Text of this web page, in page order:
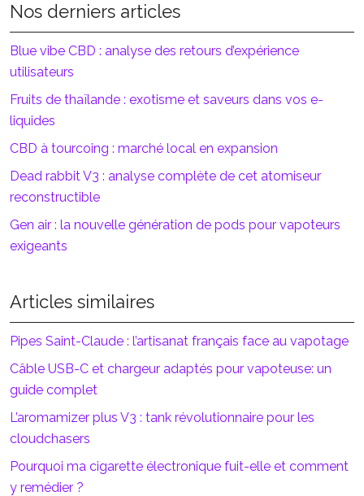
Nos derniers articles
Blue vibe CBD : analyse des retours d’expérience
utilisateurs
Fruits de thaïlande : exotisme et saveurs dans vos e-
liquides
CBD à tourcoing : marché local en expansion
Dead rabbit V3 : analyse complète de cet atomiseur
reconstructible
Gen air : la nouvelle génération de pods pour vapoteurs
exigeants
Articles similaires
Pipes Saint-Claude : l’artisanat français face au vapotage
Câble USB-C et chargeur adaptés pour vapoteuse: un
guide complet
L’aromamizer plus V3 : tank révolutionnaire pour les
cloudchasers
Pourquoi ma cigarette électronique fuit-elle et comment
y remédier ?